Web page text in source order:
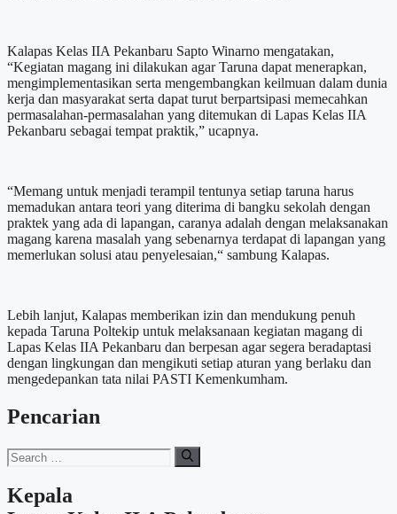
Kalapas Kelas IIA Pekanbaru Sapto Winarno mengatakan,
“Kegiatan magang ini dilakukan agar Taruna dapat menerapkan,
mengimplementasikan serta mengembangkan keilmuan dalam dunia
kerja dan masyarakat serta dapat turut berpartsipasi memecahkan
permasalahan-permasalahan yang ditemukan di Lapas Kelas IIA
Pekanbaru sebagai tempat praktik,” ucapnya.
“Memang untuk menjadi terampil tentunya setiap taruna harus
memadukan antara teori yang diterima di bangku sekolah dengan
praktek yang ada di lapangan, caranya adalah dengan melaksanakan
magang karena masalah yang sebenarnya terdapat di lapangan yang
memerlukan solusi atau penyelesaian,“ sambung Kalapas.
Lebih lanjut, Kalapas memberikan izin dan mendukung penuh
kepada Taruna Poltekip untuk melaksanaan kegiatan magang di
Lapas Kelas IIA Pekanbaru dan berpesan agar segera beradaptasi
dengan lingkungan dan mengikuti setiap aturan yang berlaku dan
mengedepankan tata nilai PASTI Kemenkumham.
Pencarian
Search
for:
Kepala